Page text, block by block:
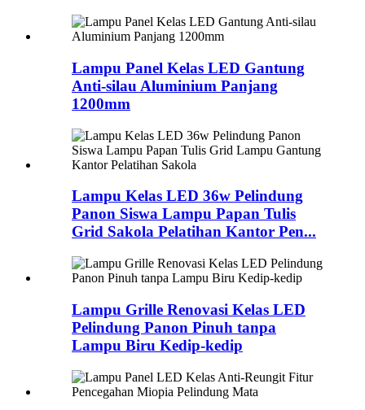
Lampu Panel Kelas LED Gantung
Anti-silau Aluminium Panjang
1200mm
Lampu Kelas LED 36w Pelindung
Panon Siswa Lampu Papan Tulis
Grid Sakola Pelatihan Kantor Pen...
Lampu Grille Renovasi Kelas LED
Pelindung Panon Pinuh tanpa
Lampu Biru Kedip-kedip